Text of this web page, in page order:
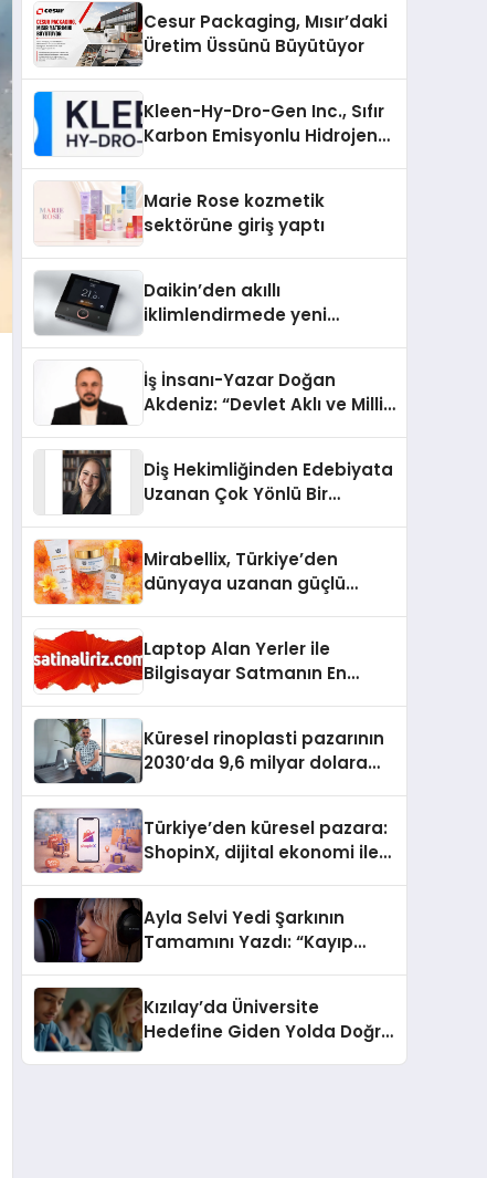
Cesur Packaging, Mısır’daki
Üretim Üssünü Büyütüyor
Kleen-Hy-Dro-Gen Inc., Sıfır
Karbon Emisyonlu Hidrojen
Aldı
Marie Rose kozmetik
sektörüne giriş yaptı
Daikin’den akıllı
iklimlendirmede yeni
İş İnsanı-Yazar Doğan
Akdeniz: “Devlet Aklı ve Milli
Diş Hekimliğinden Edebiyata
Uzanan Çok Yönlü Bir
Mirabellix, Türkiye’den
dünyaya uzanan güçlü
Laptop Alan Yerler ile
Bilgisayar Satmanın En
Küresel rinoplasti pazarının
2030’da 9,6 milyar dolara
Türkiye’den küresel pazara:
ShopinX, dijital ekonomi ile
Ayla Selvi Yedi Şarkının
Tamamını Yazdı: “Kayıp
Kızılay’da Üniversite
Hedefine Giden Yolda Doğru